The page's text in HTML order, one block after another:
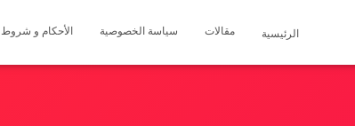
الرئيسية مقالات سياسة الخصوصية الأحكام و شروط